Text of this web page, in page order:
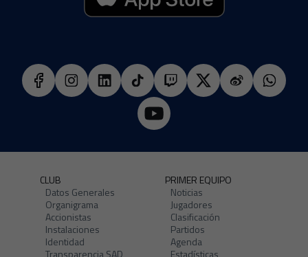
CLUB
Datos Generales
Organigrama
Accionistas
Instalaciones
Identidad
Transparencia SAD
PRIMER EQUIPO
Noticias
Jugadores
Clasificación
Partidos
Agenda
Estadísticas